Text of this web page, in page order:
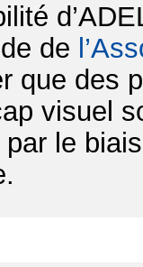
de
que des
visuel
par le